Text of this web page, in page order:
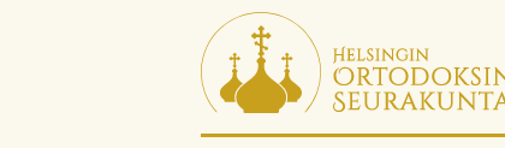
Siirry
suoraan
sisältöön.